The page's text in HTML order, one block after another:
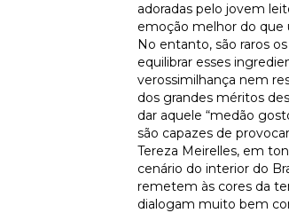
adoradas pelo jovem
emoção melhor do que
No entanto, são raros
equilibrar esses
verossimilhança nem
dos grandes méritos
dar aquele “medão
são capazes de
Tereza Meirelles, em
cenário do interior do
remetem às cores da
dialogam muito bem